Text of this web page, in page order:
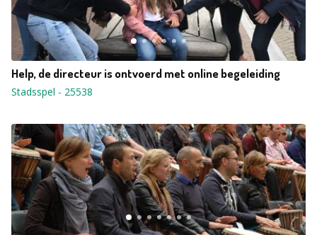
Help, de directeur is ontvoerd met online begeleiding
Stadsspel - 25538